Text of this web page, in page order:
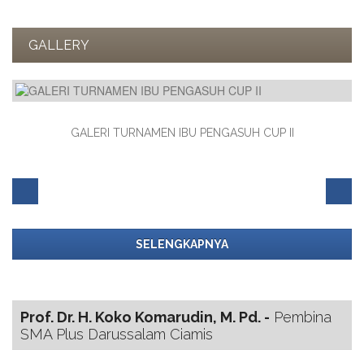
GALLERY
Auto Draft
SELENGKAPNYA
Prof. Dr. H. Koko Komarudin, M. Pd. - Pembina
SMA Plus Darussalam Ciamis